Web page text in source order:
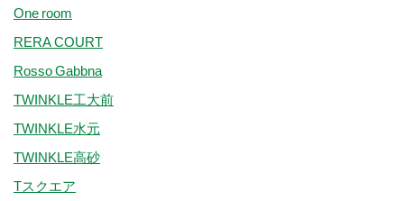
One room
RERA COURT
Rosso Gabbna
TWINKLE工大前
TWINKLE水元
TWINKLE高砂
Tスクエア